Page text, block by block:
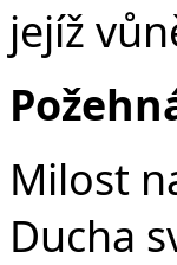
jejíž
Milost
Ducha